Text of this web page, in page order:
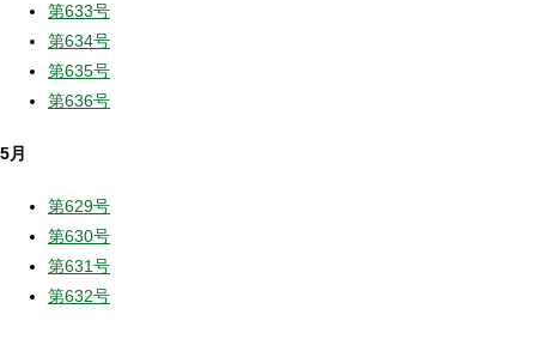
第633号
第634号
第635号
第636号
5月
第629号
第630号
第631号
第632号